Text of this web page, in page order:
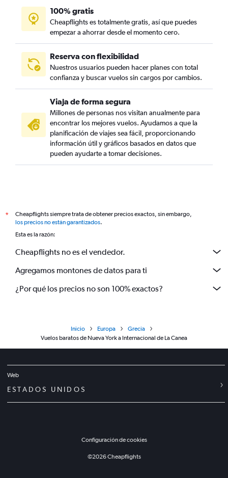
100% gratis
Cheapflights es totalmente gratis, así que puedes
empezar a ahorrar desde el momento cero.
Reserva con flexibilidad
Nuestros usuarios pueden hacer planes con total
confianza y buscar vuelos sin cargos por cambios.
Viaja de forma segura
Millones de personas nos visitan anualmente para
encontrar los mejores vuelos. Ayudamos a que la
planificación de viajes sea fácil, proporcionando
información útil y gráficos basados en datos que
pueden ayudarte a tomar decisiones.
*
Cheapflights siempre trata de obtener precios exactos, sin embargo,
los precios no están garantizados.
Esta es la razón:
Cheapflights no es el vendedor.
Agregamos montones de datos para ti
¿Por qué los precios no son 100% exactos?
Inicio Europa
Grecia
Vuelos baratos de Nueva York a Internacional de La Canea
Web
ESTADOS UNIDOS
Configuración de cookies
©2026Cheapflights